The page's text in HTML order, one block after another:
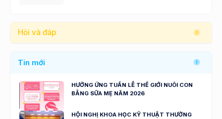
Hỏi và đáp
Tin mới
HƯỞNG ỨNG TUẦN LỄ THẾ GIỚI NUÔI CON
BẰNG SỮA MẸ NĂM 2026
HỘI NGHỊ KHOA HỌC KỸ THUẬT THƯỜNG